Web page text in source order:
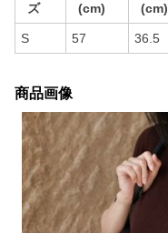
ズ (cm) (cm)
S 57 36.5
商品画像